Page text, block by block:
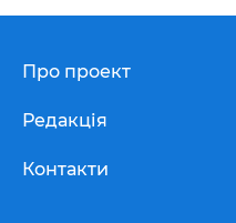
Про проект
Редакція
Контакти